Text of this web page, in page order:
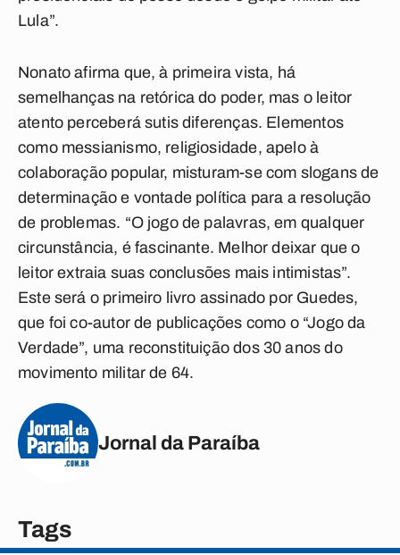
Lula”.
Nonato afirma que, à primeira vista, há
semelhanças na retórica do poder, mas o leitor
atento perceberá sutis diferenças. Elementos
como messianismo, religiosidade, apelo à
colaboração popular, misturam-se com slogans de
determinação e vontade política para a resolução
de problemas. “O jogo de palavras, em qualquer
circunstância, é fascinante. Melhor deixar que o
leitor extraia suas conclusões mais intimistas”.
Este será o primeiro livro assinado por Guedes,
que foi co-autor de publicações como o “Jogo da
Verdade”, uma reconstituição dos 30 anos do
movimento militar de 64.
Jornal da Paraíba
Tags